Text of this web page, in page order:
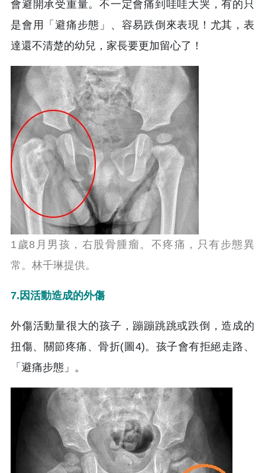
會避開承受重量。不一定會痛到哇哇大哭，有的只
是會用「避痛步態」、容易跌倒來表現！尤其，表
達還不清楚的幼兒，家長要更加留心了！
1歲8月男孩，右股骨腫瘤。不疼痛，只有步態異
常。林千琳提供。
7.因活動造成的外傷
外傷活動量很大的孩子，蹦蹦跳跳或跌倒，造成的
扭傷、關節疼痛、骨折(圖4)。孩子會有拒絕走路、
「避痛步態」。